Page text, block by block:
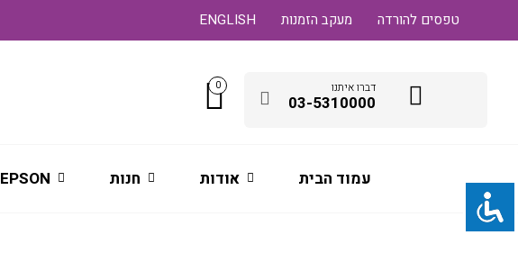
ENGLISH מעקב הזמנות טפסים להורדה
דברו איתנו
03-5310000
0
עמוד הבית אודות חנות EPSON